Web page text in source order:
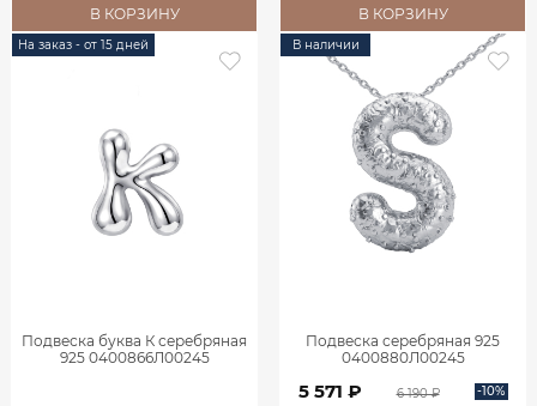
В КОРЗИНУ В КОРЗИНУ
На заказ - от 15 дней
Подвеска буква К серебряная
925 0400866Л00245
В наличии
Подвеска серебряная 925
0400880Л00245
5 571 ₽ 6 190 ₽ -10%